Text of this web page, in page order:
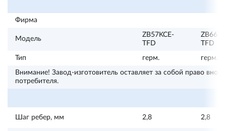
Фирма
Модель
ZB57KCE-
TFD
TFD
Тип герм. герм.
Внимание! Завод-изготовитель оставляет за собой право
потребителя.
Шаг ребер, мм 2,8 2,8